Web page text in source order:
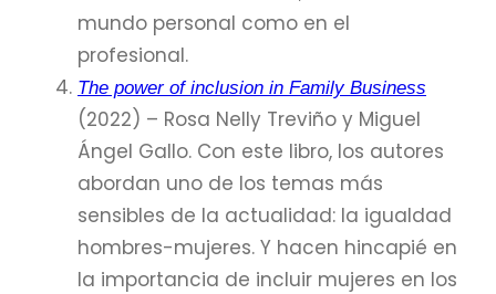
mundo personal como en el
profesional.
The power of inclusion in Family Business
(2022) – Rosa Nelly Treviño y Miguel
Ángel Gallo. Con este libro, los autores
abordan uno de los temas más
sensibles de la actualidad: la igualdad
hombres-mujeres. Y hacen hincapié en
la importancia de incluir mujeres en los